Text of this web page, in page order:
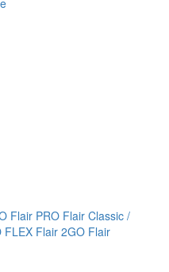
Flair PRO Flair Classic /
FLEX Flair 2GO Flair